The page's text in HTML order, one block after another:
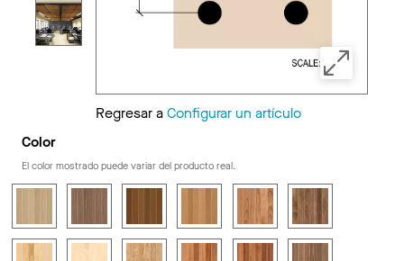
Regresar aConfigurar un artículo
Color
El color mostrado puede variar del producto real.